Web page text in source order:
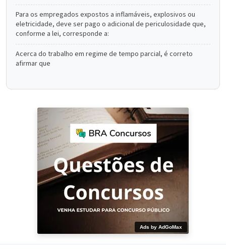
Para os empregados expostos a inflamáveis, explosivos ou
eletricidade, deve ser pago o adicional de periculosidade que,
conforme a lei, corresponde a:
Acerca do trabalho em regime de tempo parcial, é correto
afirmar que
Ads by AdGoMax